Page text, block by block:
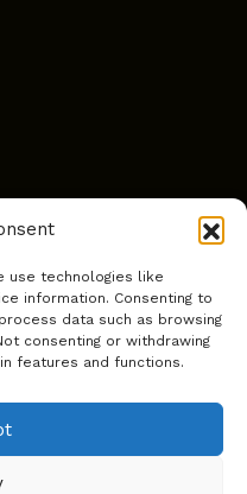
use technologies like
information. Consenting to
data such as browsing
consenting or withdrawing
features and functions.